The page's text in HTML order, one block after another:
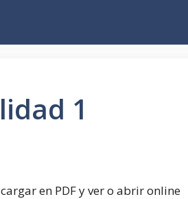
1
en PDF y ver o abrir online